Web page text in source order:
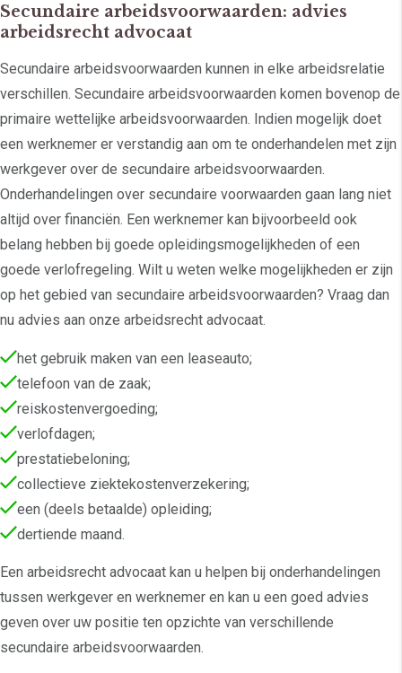
Secundaire arbeidsvoorwaarden: advies
arbeidsrecht advocaat
Secundaire arbeidsvoorwaarden kunnen in elke arbeidsrelatie
verschillen. Secundaire arbeidsvoorwaarden komen bovenop de
primaire wettelijke arbeidsvoorwaarden. Indien mogelijk doet
een werknemer er verstandig aan om te onderhandelen met zijn
werkgever over de secundaire arbeidsvoorwaarden.
Onderhandelingen over secundaire voorwaarden gaan lang niet
altijd over financiën. Een werknemer kan bijvoorbeeld ook
belang hebben bij goede opleidingsmogelijkheden of een
goede verlofregeling. Wilt u weten welke mogelijkheden er zijn
op het gebied van secundaire arbeidsvoorwaarden? Vraag dan
nu advies aan onze arbeidsrecht advocaat.
het gebruik maken van een leaseauto;
telefoon van de zaak;
reiskostenvergoeding;
verlofdagen;
prestatiebeloning;
collectieve ziektekostenverzekering;
een (deels betaalde) opleiding;
dertiende maand.
Een arbeidsrecht advocaat kan u helpen bij onderhandelingen
tussen werkgever en werknemer en kan u een goed advies
geven over uw positie ten opzichte van verschillende
secundaire arbeidsvoorwaarden.